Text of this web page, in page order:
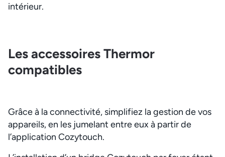
intérieur.
Les accessoires Thermor
compatibles
Grâce à la connectivité, simplifiez la gestion de vos
appareils, en les jumelant entre eux à partir de
l’application Cozytouch.